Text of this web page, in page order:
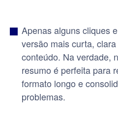
Apenas alguns cliques
versão mais curta,
conteúdo. Na verdade,
resumo é perfeita para
formato longo e
problemas.